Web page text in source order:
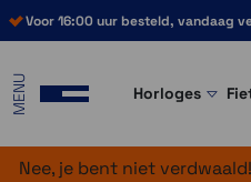
Voor 16:00 uur besteld, vandaag
MENU Horloges
Nee, je bent niet